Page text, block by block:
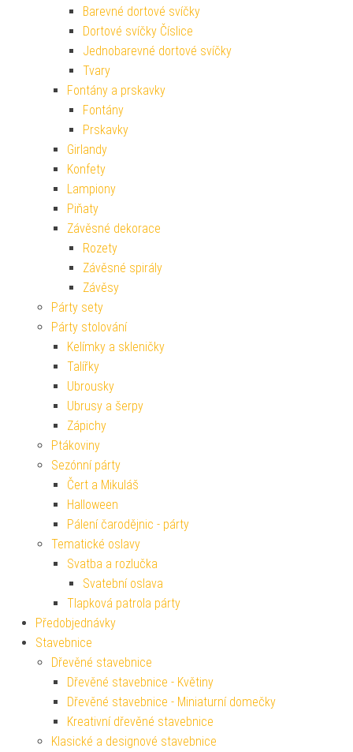
Barevné dortové svíčky
Dortové svíčky Číslice
Jednobarevné dortové svíčky
Tvary
Fontány a prskavky
Fontány
Prskavky
Girlandy
Konfety
Lampiony
Piňaty
Závěsné dekorace
Rozety
Závěsné spirály
Závěsy
Párty sety
Párty stolování
Kelímky a skleničky
Talířky
Ubrousky
Ubrusy a šerpy
Zápichy
Ptákoviny
Sezónní párty
Čert a Mikuláš
Halloween
Pálení čarodějnic - párty
Tematické oslavy
Svatba a rozlučka
Svatební oslava
Tlapková patrola párty
Předobjednávky
Stavebnice
Dřevěné stavebnice
Dřevěné stavebnice - Květiny
Dřevěné stavebnice - Miniaturní domečky
Kreativní dřevěné stavebnice
Klasické a designové stavebnice